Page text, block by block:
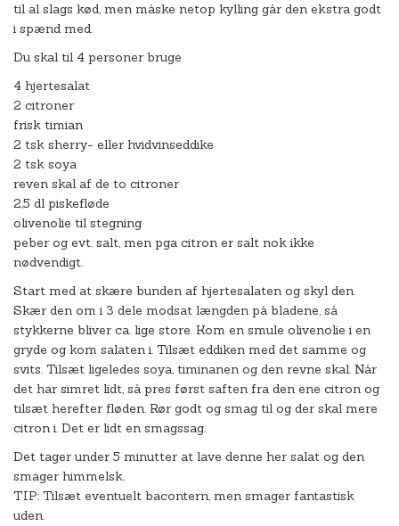
til al slags kød, men måske netop kylling går den ekstra godt
i spænd med.
Du skal til 4 personer bruge
4 hjertesalat
2 citroner
frisk timian
2 tsk sherry- eller hvidvinseddike
2 tsk soya
reven skal af de to citroner
2,5 dl piskefløde
olivenolie til stegning
peber og evt. salt, men pga citron er salt nok ikke
nødvendigt.
Start med at skære bunden af hjertesalaten og skyl den.
Skær den om i 3 dele modsat længden på bladene, så
stykkerne bliver ca. lige store. Kom en smule olivenolie i en
gryde og kom salaten i. Tilsæt eddiken med det samme og
svits. Tilsæt ligeledes soya, timinanen og den revne skal. Når
det har simret lidt, så pres først saften fra den ene citron og
tilsæt herefter fløden. Rør godt og smag til og der skal mere
citron i. Det er lidt en smagssag.
Det tager under 5 minutter at lave denne her salat og den
smager himmelsk.
TIP: Tilsæt eventuelt bacontern, men smager fantastisk
uden.